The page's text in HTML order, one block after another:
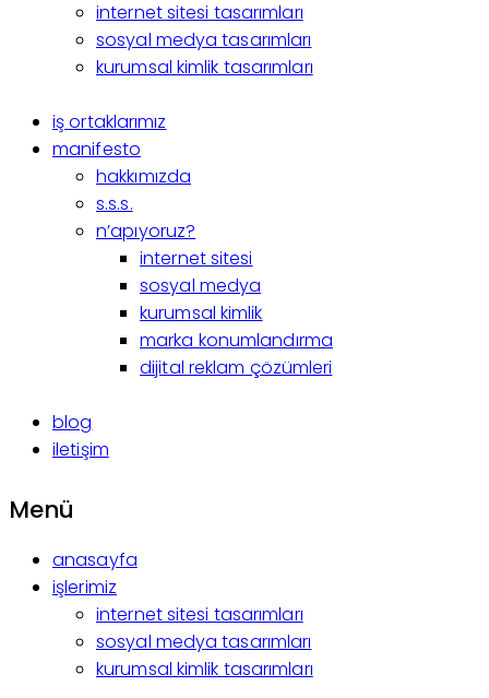
internet sitesi tasarımları
sosyal medya tasarımları
kurumsal kimlik tasarımları
iş ortaklarımız
manifesto
hakkımızda
s.s.s.
n’apıyoruz?
internet sitesi
sosyal medya
kurumsal kimlik
marka konumlandırma
dijital reklam çözümleri
blog
iletişim
Menü
anasayfa
işlerimiz
internet sitesi tasarımları
sosyal medya tasarımları
kurumsal kimlik tasarımları